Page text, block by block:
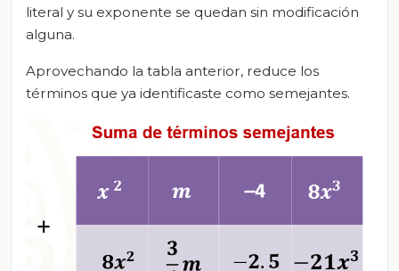
literal y su exponente se quedan sin modificación
alguna.
Aprovechando la tabla anterior, reduce los
términos que ya identificaste como semejantes.